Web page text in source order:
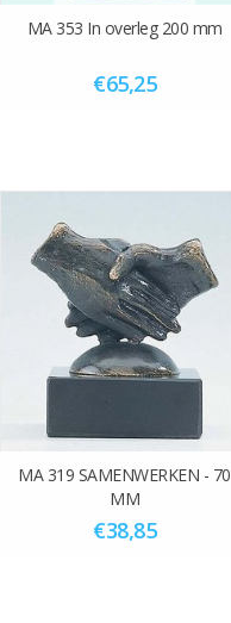
MA 353 In overleg 200 mm
€65,25
MA 319 SAMENWERKEN - 70
MM
€38,85